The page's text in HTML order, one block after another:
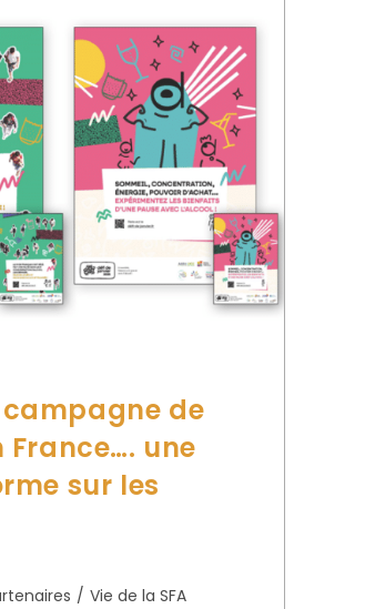
campagne de
une
sur les
/ Vie de la SFA